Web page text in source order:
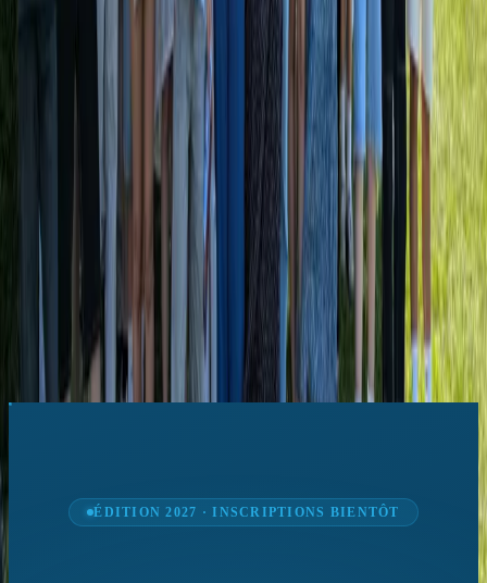
Prêt·e à faire vibrer votre classe ?
N° 01 · Saison 2027
Inscrire mon établissement
Inscriptions ouvertes pour la 28ᵉ édition. Classic
, tout inclus.
S'inscrire au concours
N° 02 · Toute l'année
Découvrir l'Academy
La pratique quotidienne d'anglais qui motive vos élèves en dehors du
Essayer l'Academy
Tout savoir sur l'Academy →
ÉDITION 2027 · INSCRIPTIONS BIENTÔT